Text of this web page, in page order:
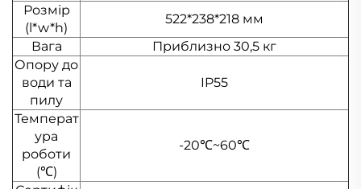
Розмір
(l*w*h)
522*238*218 мм
Вага
Приблизно 30,5 кг
Опору до
води та
пилу
IP55
Температ
ура
роботи
(℃)
-20℃~60℃